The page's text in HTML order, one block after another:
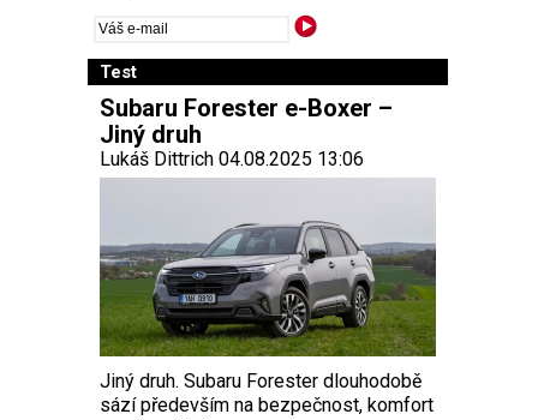
Test
Subaru Forester e-Boxer –
Jiný druh
Lukáš Dittrich 04.08.2025 13:06
Jiný druh. Subaru Forester dlouhodobě
sází především na bezpečnost, komfort